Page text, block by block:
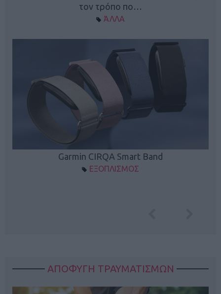
τον τρόπο πο…
ΆΛΛΑ
Garmin CIRQA Smart Band
ΕΞΟΠΛΙΣΜΟΣ
ΑΠΟΦΥΓΗ ΤΡΑΥΜΑΤΙΣΜΩΝ